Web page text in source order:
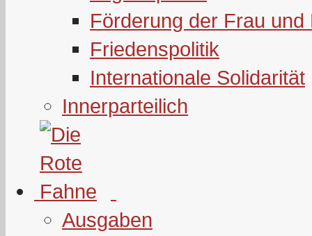
Förderung der Frau und
Friedenspolitik
Internationale Solidarität
Innerparteilich
Ausgaben